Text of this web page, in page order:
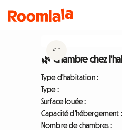
🌿 Chambre chez
Type d'habitation :
Type :
Surface louée :
Capacité d'hébergement :
Nombre de chambres :